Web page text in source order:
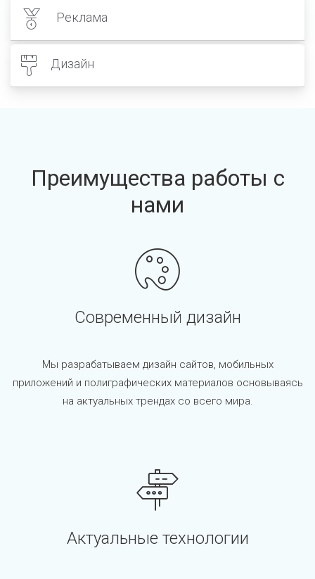
Реклама
Дизайн
Преимущества работы с
нами
Современный дизайн
Мы разрабатываем дизайн сайтов, мобильных
приложений и полиграфических материалов основываясь
на актуальных трендах со всего мира.
Актуальные технологии